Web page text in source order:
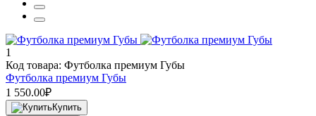
1
Код товара: Футболка премиум Губы
Футболка премиум Губы
1 550.00₽
Купить